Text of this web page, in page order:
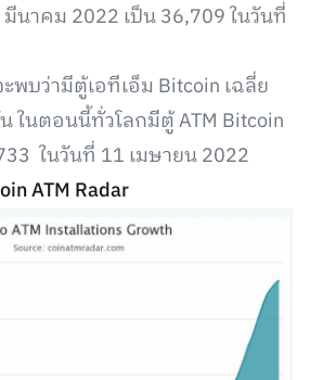
นาคม 2022 เป็น 36,709 ในวันที่
บว่ามีตู้เอทีเอ็ม Bitcoin เฉลี่ย
นตอนนี้ทั่วโลกมีตู้ ATM Bitcoin
ในวันที่ 11 เมษายน 2022
ATM Radar